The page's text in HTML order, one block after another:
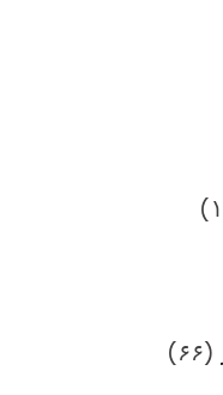
(۶۶)